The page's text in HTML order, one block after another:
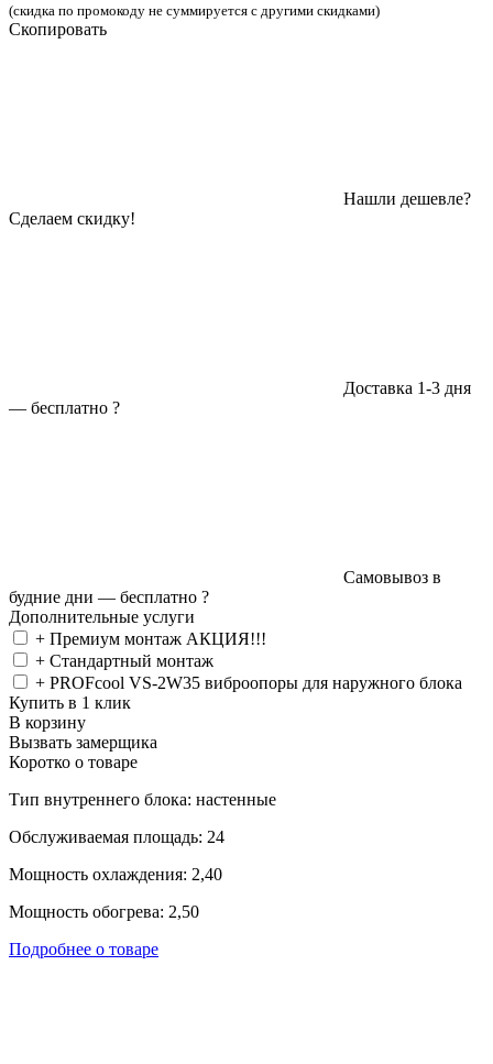
(скидка по промокоду не суммируется с другими скидками)
Скопировать
Нашли дешевле?
Сделаем скидку!
Доставка 1-3 дня
— бесплатно ?
Самовывоз в
будние дни — бесплатно ?
Дополнительные услуги
+ Премиум монтаж АКЦИЯ!!!
+ Стандартный монтаж
+ PROFcool VS-2W35 виброопоры для наружного блока
Купить в 1 клик
В корзину
Вызвать замерщика
Коротко о товаре
Тип внутреннего блока: настенные
Обслуживаемая площадь: 24
Мощность охлаждения: 2,40
Мощность обогрева: 2,50
Подробнее о товаре